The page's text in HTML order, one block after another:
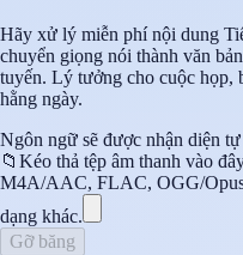
Hãy xử lý miễn phí nội dung
chuyển giọng nói thành văn
tuyến. Lý tưởng cho cuộc họp,
hằng ngày.
Ngôn ngữ sẽ được nhận diện
📁 Kéo thả tệp âm thanh vào
M4A/AAC, FLAC, OGG/
dạng khác.
Gỡ băng